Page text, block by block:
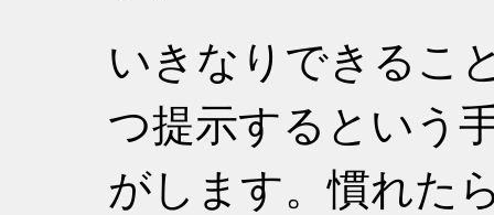
いきなりできるこ
つ提示するという
がします。慣れた